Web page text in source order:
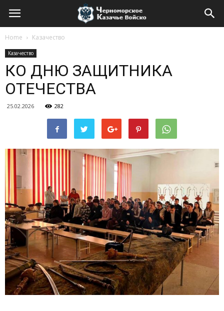
Home Казачество
Казачество
КО ДНЮ ЗАЩИТНИКА
ОТЕЧЕСТВА
25.02.2026 282